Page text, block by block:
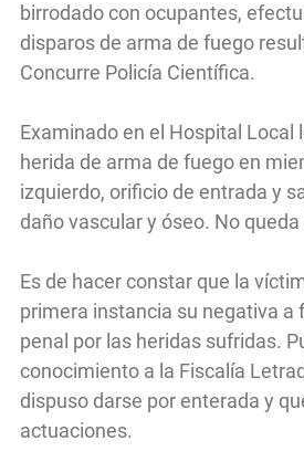
birrodado con ocupantes,
disparos de arma de fuego
Concurre Policía Científica.
Examinado en el Hospital Local
herida de arma de fuego en
izquierdo, orificio de entrada y
daño vascular y óseo. No
Es de hacer constar que la
primera instancia su negativa a
penal por las heridas sufridas.
conocimiento a la Fiscalía
dispuso darse por enterada y
actuaciones.